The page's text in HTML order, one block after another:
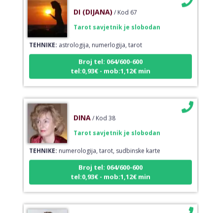
TEHNIKE:astrologija, numerlogija, tarot
Broj tel: 064/600-600
tel:0,93€ - mob:1,12€ min
TEHNIKE:numerologija, tarot, sudbinske karte
Broj tel: 064/600-600
tel:0,93€ - mob:1,12€ min